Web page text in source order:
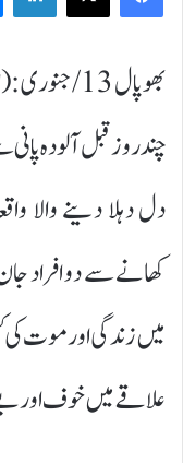
بھوپال 13/
چند روز قبل آلودہ
دل دہلا دینے والا
کھانے سے دو افراد
میں زندگی اور موت
علاقے میں خوف اور